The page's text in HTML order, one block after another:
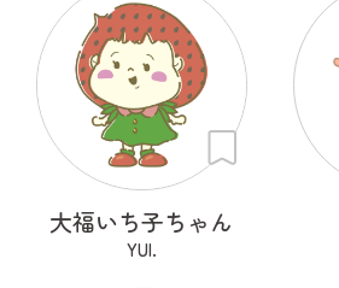
大福いち子ちゃん
YUI.